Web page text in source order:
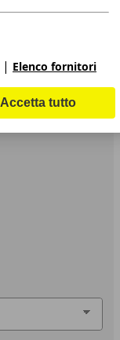
| Elenco fornitori
Accetta tutto